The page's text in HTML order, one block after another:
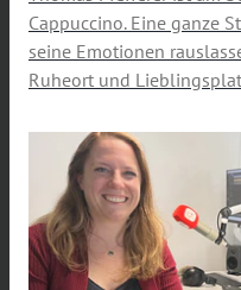
Cappuccino. Eine ganze
seine Emotionen
Ruheort und